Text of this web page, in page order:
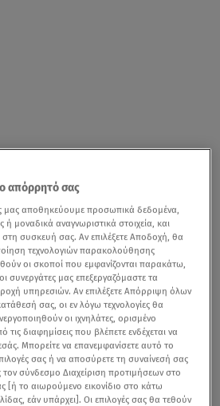
απόρρητό σας
μας αποθηκεύουμε προσωπικά δεδομένα,
μοναδικά αναγνωριστικά στοιχεία, και
συσκευή σας. Αν επιλέξετε Αποδοχή, θα
τεχνολογιών παρακολούθησης
οι σκοποί που εμφανίζονται παρακάτω,
συνεργάτες μας επεξεργαζόμαστε τα
υπηρεσιών. Αν επιλέξετε Απόρριψη όλων
σας, οι εν λόγω τεχνολογίες θα
οι ιχνηλάτες, ορισμένο
τις διαφημίσεις που βλέπετε ενδέχεται να
Μπορείτε να επανεμφανίσετε αυτό το
σας ή να αποσύρετε τη συναίνεσή σας
σύνδεσμο Διαχείριση προτιμήσεων στο
[ή το αιωρούμενο εικονίδιο στο κάτω
εάν υπάρχει]. Οι επιλογές σας θα τεθούν